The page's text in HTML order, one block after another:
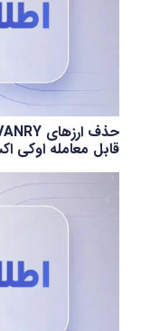
قابل معامله اوکی